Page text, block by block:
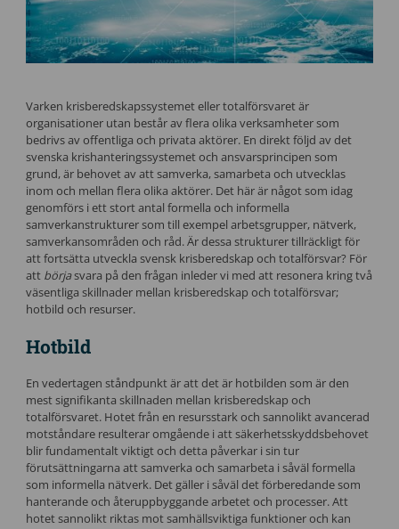
Varken krisberedskapssystemet eller totalförsvaret är
organisationer utan består av flera olika verksamheter som
bedrivs av offentliga och privata aktörer. En direkt följd av det
svenska krishanteringssystemet och ansvarsprincipen som
grund, är behovet av att samverka, samarbeta och utvecklas
inom och mellan flera olika aktörer. Det här är något som idag
genomförs i ett stort antal formella och informella
samverkanstrukturer som till exempel arbetsgrupper, nätverk,
samverkansområden och råd. Är dessa strukturer tillräckligt för
att fortsätta utveckla svensk krisberedskap och totalförsvar? För
att börjasvara på den frågan inleder vi med att resonera kring två
väsentliga skillnader mellan krisberedskap och totalförsvar;
hotbild och resurser.
Hotbild
En vedertagen ståndpunkt är att det är hotbilden som är den
mest signifikanta skillnaden mellan krisberedskap och
totalförsvaret. Hotet från en resursstark och sannolikt avancerad
motståndare resulterar omgående i att säkerhetsskyddsbehovet
blir fundamentalt viktigt och detta påverkar i sin tur
förutsättningarna att samverka och samarbeta i såväl formella
som informella nätverk. Det gäller i såväl det förberedande som
hanterande och återuppbyggande arbetet och processer. Att
hotet sannolikt riktas mot samhällsviktiga funktioner och kan